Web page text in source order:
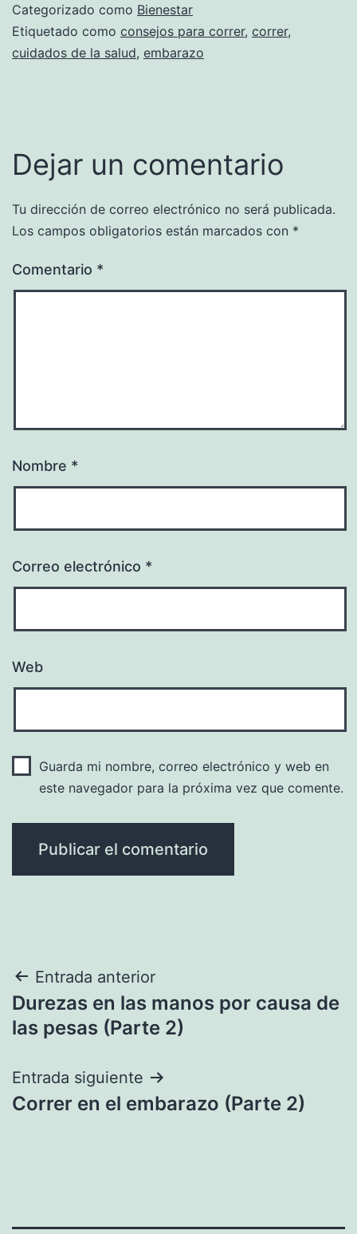
Categorizado como Bienestar
Etiquetado como consejos para correr, correr,
cuidados de la salud, embarazo
Dejar un comentario
Tu dirección de correo electrónico no será publicada.
Los campos obligatorios están marcados con *
Comentario *
Nombre *
Correo electrónico *
Web
Guarda mi nombre, correo electrónico y web en
este navegador para la próxima vez que comente.
Navegación
de
Entrada anterior
Durezas en las manos por causa de
las pesas (Parte 2)
Entrada siguiente
Correr en el embarazo (Parte 2)